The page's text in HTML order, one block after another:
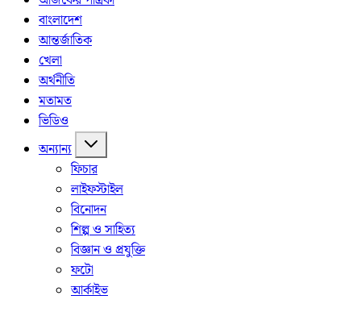
বাংলাদেশ
আন্তর্জাতিক
খেলা
অর্থনীতি
মতামত
ভিডিও
অন্যান্য
ফিচার
লাইফস্টাইল
বিনোদন
শিল্প ও সাহিত্য
বিজ্ঞান ও প্রযুক্তি
ফটো
আর্কাইভ